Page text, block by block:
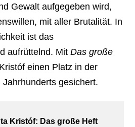
Gewalt aufgegeben wird,
mit aller Brutalität. In
ist das
aufrüttelnd. MitDas große
einen Platz in der
gesichert.
Kristóf: Das große Heft